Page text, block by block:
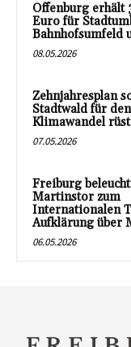
Offenburg erhält
Euro für
Bahnhofsumfeld
08.05.2026
Zehnjahresplan
Stadtwald für den
Klimawandel
07.05.2026
Freiburg
Martinstor zum
Internationalen
Aufklärung über
06.05.2026